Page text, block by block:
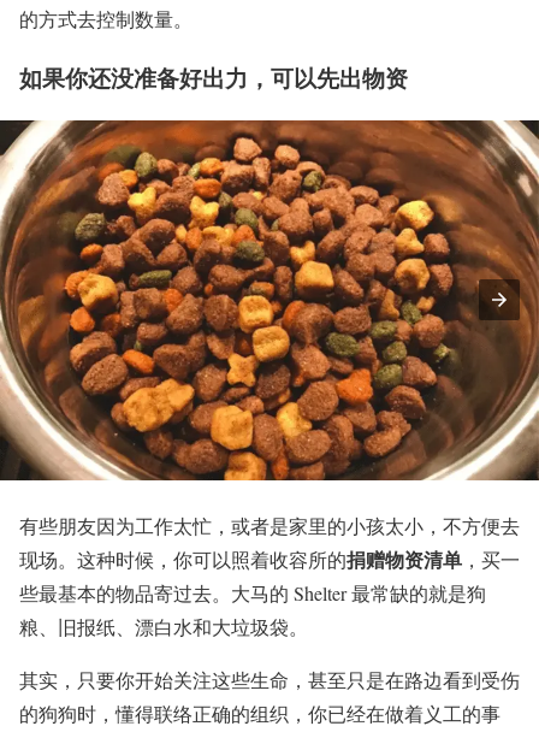
的方式去控制数量。
如果你还没准备好出力，可以先出物资
有些朋友因为工作太忙，或者是家里的小孩太小，不方便去
现场。这种时候，你可以照着收容所的捐赠物资清单 ，买一
些最基本的物品寄过去。大马的 Shelter 最常缺的就是狗
粮、旧报纸、漂白水和大垃圾袋。
其实，只要你开始关注这些生命，甚至只是在路边看到受伤
的狗狗时，懂得联络正确的组织，你已经在做着义工的事